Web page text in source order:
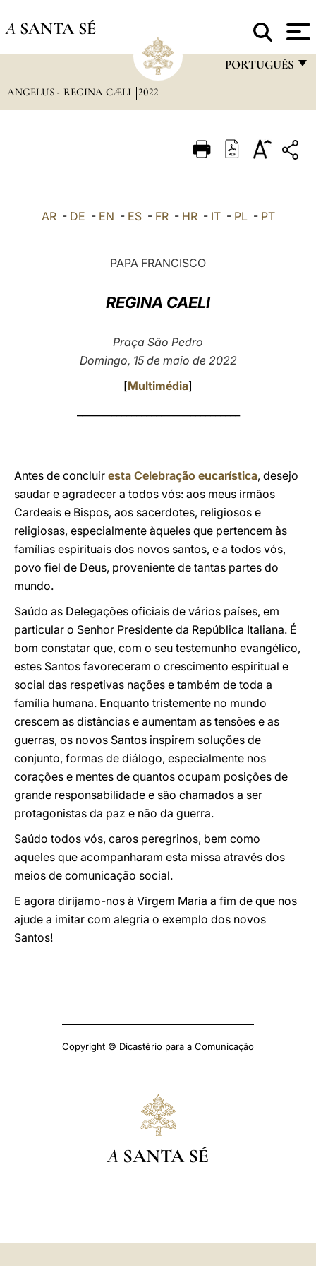
A SANTA SÉ
PORTUGUÊS
ITALIANO
ANGELUS - REGINA CÆLI 2022
AR- DE - EN - ES- FR- HR- IT- PL- PT
PAPA FRANCISCO
REGINA CAELI
Praça São Pedro
Domingo, 15 de maio de 2022
[Multimédia]
Antes de concluir esta Celebração eucarística, desejo
saudar e agradecer a todos vós: aos meus irmãos
Cardeais e Bispos, aos sacerdotes, religiosos e
religiosas, especialmente àqueles que pertencem às
famílias espirituais dos novos santos, e a todos vós,
povo fiel de Deus, proveniente de tantas partes do
mundo.
Saúdo as Delegações oficiais de vários países, em
particular o Senhor Presidente da República Italiana. É
bom constatar que, com o seu testemunho evangélico,
estes Santos favoreceram o crescimento espiritual e
social das respetivas nações e também de toda a
família humana. Enquanto tristemente no mundo
crescem as distâncias e aumentam as tensões e as
guerras, os novos Santos inspirem soluções de
conjunto, formas de diálogo, especialmente nos
corações e mentes de quantos ocupam posições de
grande responsabilidade e são chamados a ser
protagonistas da paz e não da guerra.
Saúdo todos vós, caros peregrinos, bem como
aqueles que acompanharam esta missa através dos
meios de comunicação social.
E agora dirijamo-nos à Virgem Maria a fim de que nos
ajude a imitar com alegria o exemplo dos novos
Santos!
Copyright © Dicastério para a Comunicação
A SANTA SÉ